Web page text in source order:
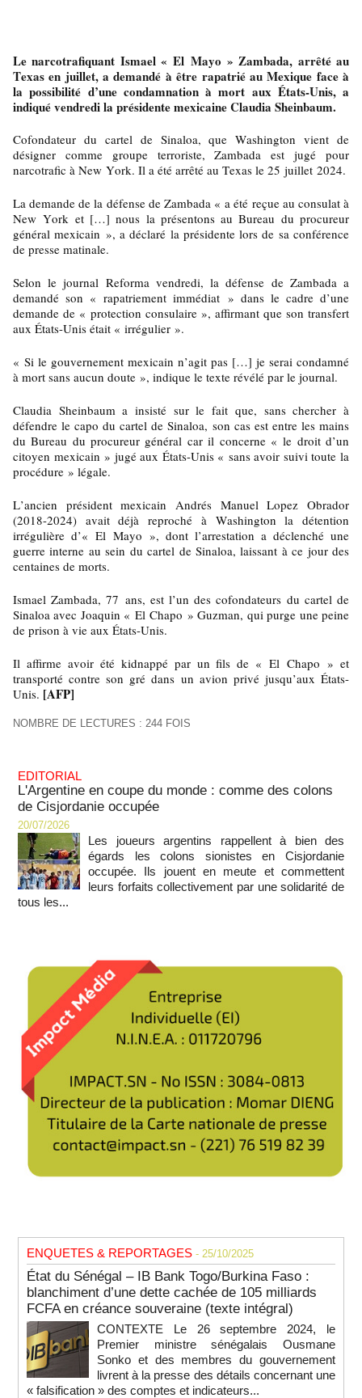
Le narcotrafiquant Ismael « El Mayo » Zambada, arrêté au
Texas en juillet, a demandé à être rapatrié au Mexique face à
la possibilité d’une condamnation à mort aux États-Unis, a
indiqué vendredi la présidente mexicaine Claudia Sheinbaum.
Cofondateur du cartel de Sinaloa, que Washington vient de
désigner comme groupe terroriste, Zambada est jugé pour
narcotrafic à New York. Il a été arrêté au Texas le 25 juillet 2024.
La demande de la défense de Zambada « a été reçue au consulat à
New York et […] nous la présentons au Bureau du procureur
général mexicain », a déclaré la présidente lors de sa conférence
de presse matinale.
Selon le journal Reforma vendredi, la défense de Zambada a
demandé son « rapatriement immédiat » dans le cadre d’une
demande de « protection consulaire », affirmant que son transfert
aux États-Unis était « irrégulier ».
« Si le gouvernement mexicain n’agit pas […] je serai condamné
à mort sans aucun doute », indique le texte révélé par le journal.
Claudia Sheinbaum a insisté sur le fait que, sans chercher à
défendre le capo du cartel de Sinaloa, son cas est entre les mains
du Bureau du procureur général car il concerne « le droit d’un
citoyen mexicain » jugé aux États-Unis « sans avoir suivi toute la
procédure » légale.
L’ancien président mexicain Andrés Manuel Lopez Obrador
(2018-2024) avait déjà reproché à Washington la détention
irrégulière d’« El Mayo », dont l’arrestation a déclenché une
guerre interne au sein du cartel de Sinaloa, laissant à ce jour des
centaines de morts.
Ismael Zambada, 77 ans, est l’un des cofondateurs du cartel de
Sinaloa avec Joaquin « El Chapo » Guzman, qui purge une peine
de prison à vie aux États-Unis.
Il affirme avoir été kidnappé par un fils de « El Chapo » et
transporté contre son gré dans un avion privé jusqu’aux États-
Unis. [AFP]
NOMBRE DE LECTURES : 244 FOIS
EDITORIAL
L'Argentine en coupe du monde : comme des colons
de Cisjordanie occupée
20/07/2026
Les joueurs argentins rappellent à bien des
égards les colons sionistes en Cisjordanie
occupée. Ils jouent en meute et commettent
leurs forfaits collectivement par une solidarité de
tous les...
ENQUETES & REPORTAGES - 25/10/2025
État du Sénégal – IB Bank Togo/Burkina Faso :
blanchiment d’une dette cachée de 105 milliards
FCFA en créance souveraine (texte intégral)
CONTEXTE Le 26 septembre 2024, le
Premier ministre sénégalais Ousmane
Sonko et des membres du gouvernement
livrent à la presse des détails concernant une
« falsification » des comptes et indicateurs...